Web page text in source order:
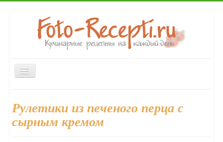
Включить/
выключить
Десерты
Выпечка Напитки
Консервирование
Форум
Рулетики из печеного перца с
сырным кремом